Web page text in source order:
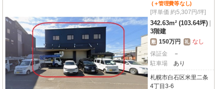
(＋管理費等なし)
[坪単価 約5,307円/坪]
342.63m² (103.64坪)
3階建
敷 150万円 礼 なし
保証金
－
駐車場
あり
札幌市白石区米里二条
4丁目3-6